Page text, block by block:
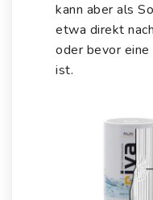
kann aber als
etwa direkt
oder bevor eine
ist.